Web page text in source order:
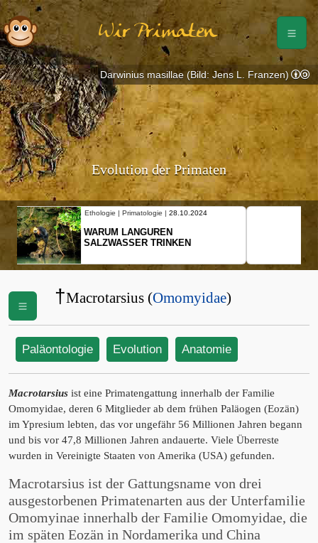
Wir Primaten
Evolution der Primaten
Ethologie | Primatologie | 10.10.2024
NEUES VON WEIBLICHEN
SCHOPFGIBBONS UND IHRER
Darwinius masillae (Bild: Jens L. Franzen)
†Macrotarsius (Omomyidae)
Paläontologie Evolution Anatomie
Macrotarsius ist eine Primatengattung innerhalb der Familie
Omomyidae, deren 6 Mitglieder ab dem frühen Paläogen (Eozän)
im Ypresium lebten, das vor ungefähr 56 Millionen Jahren begann
und bis vor 47,8 Millionen Jahren andauerte. Viele Überreste
wurden in Vereinigte Staaten von Amerika (USA) gefunden.
Macrotarsius ist der Gattungsname von drei
ausgestorbenen Primatenarten aus der Unterfamilie
Omomyinae innerhalb der Familie Omomyidae, die
im späten Eozän in Nordamerika und China